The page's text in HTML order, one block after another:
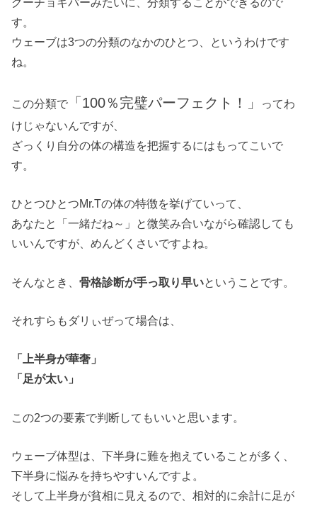
す。
ウェーブは3つの分類のなかのひとつ、というわけです
ね。
この分類で 「100％完璧パーフェクト！」
ってわ
けじゃないんですが、
ざっくり自分の体の構造を把握するにはもってこいで
す。
ひとつひとつMr.Tの体の特徴を挙げていって、
あなたと「一緒だね～」と微笑み合いながら確認しても
いいんですが、めんどくさいですよね。
そんなとき、骨格診断が手っ取り早いということです。
それすらもダリぃぜって場合は、
「上半身が華奢」
「足が太い」
この2つの要素で判断してもいいと思います。
ウェーブ体型は、下半身に難を抱えていることが多く、
下半身に悩みを持ちやすいんですよ。
そして上半身が貧相に見えるので、相対的に余計に足が